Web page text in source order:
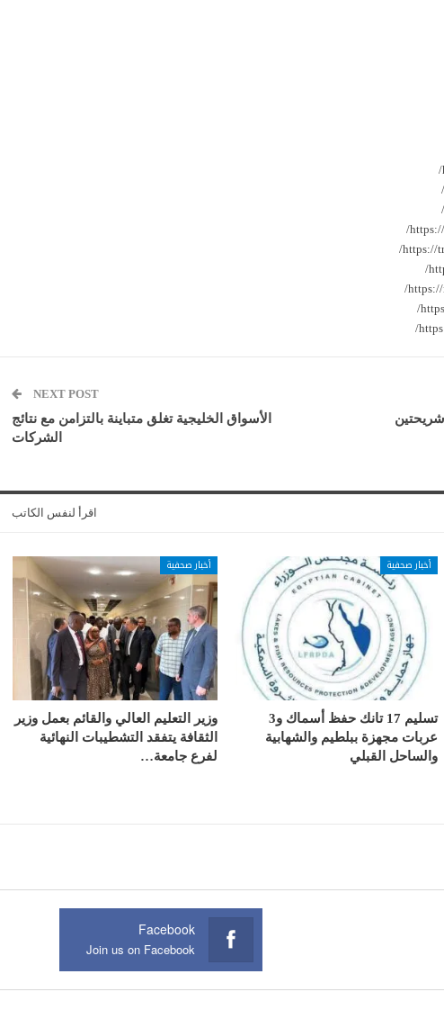
https://
https://
NEXT POST
الأسواق الخليجية تغلق متباينة بالتزامن مع نتائج
الشركات
اقرأ لنفس الكاتب
أخبار صحفية
تسليم 17 تانك حفظ أسماك و3
عربات مجهزة ببلطيم والشهابية
والساحل القبلي
أخبار صحفية
وزير التعليم العالي والقائم بعمل وزير
الثقافة يتفقد التشطيبات النهائية
لفرع جامعة…
Facebook
Join us on Facebook